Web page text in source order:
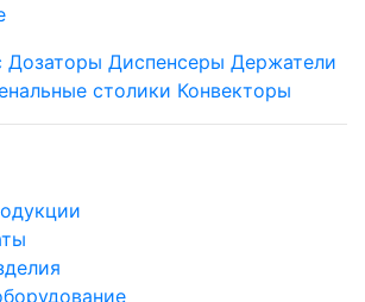
Дозаторы Диспенсеры Держатели
столики Конвекторы